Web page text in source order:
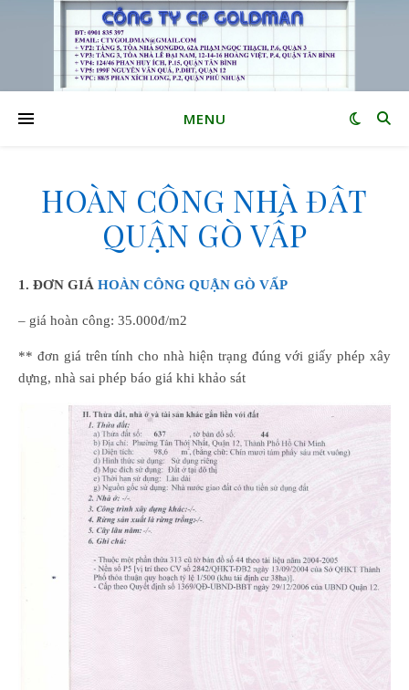
MENU
HOÀN CÔNG NHÀ ĐẤT
QUẬN GÒ VẤP
1. ĐƠN GIÁ HOÀN CÔNG QUẬN GÒ VẤP
– giá hoàn công: 35.000đ/m2
** đơn giá trên tính cho nhà hiện trạng đúng với giấy phép xây
dựng, nhà sai phép báo giá khi khảo sát